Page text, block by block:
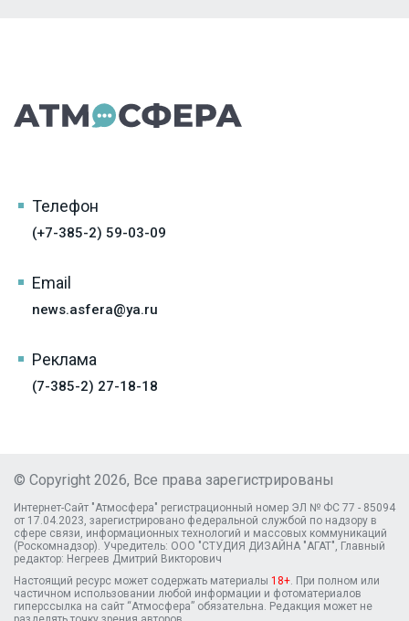
Телефон
(+7-385-2) 59-03-09
Email
news.asfera@ya.ru
Реклама
(7-385-2) 27-18-18
© Copyright 2026, Все права зарегистрированы
Интернет-Сайт "Атмосфера" регистрационный номер ЭЛ № ФС 77 - 85094
от 17.04.2023, зарегистрировано федеральной службой по надзору в
сфере связи, информационных технологий и массовых коммуникаций
(Роскомнадзор). Учредитель: ООО "СТУДИЯ ДИЗАЙНА "АГАТ", Главный
редактор: Негреев Дмитрий Викторович
Настоящий ресурс может содержать материалы 18+ . При полном или
частичном использовании любой информации и фотоматериалов
гиперссылка на сайт “Атмосфера” обязательна. Редакция может не